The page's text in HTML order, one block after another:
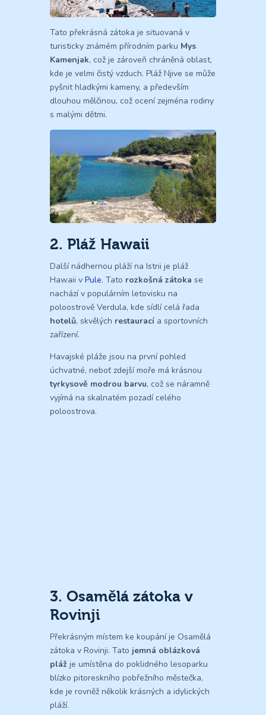
Tato překrásná zátoka je situovaná v
turisticky známém přírodním parku Mys
Kamenjak, což je zároveň chráněná oblast,
kde je velmi čistý vzduch. Pláž Njive se může
pyšnit hladkými kameny, a především
dlouhou mělčinou, což ocení zejména rodiny
s malými dětmi.
2. Pláž Hawaii
Další nádhernou pláží na Istrii je pláž
Hawaii v Pule. Tato rozkošná zátoka se
nachází v populárním letovisku na
poloostrově Verdula, kde sídlí celá řada
hotelů, skvělých restaurací a sportovních
zařízení.
Havajské pláže jsou na první pohled
úchvatné, neboť zdejší moře má krásnou
tyrkysově modrou barvu, což se náramně
vyjímá na skalnatém pozadí celého
poloostrova.
3. Osamělá zátoka v
Rovinji
Překrásným místem ke koupání je Osamělá
zátoka v Rovinji. Tato jemná oblázková
pláž je umístěna do poklidného lesoparku
blízko pitoreskního pobřežního městečka,
kde je rovněž několik krásných a idylických
pláží.